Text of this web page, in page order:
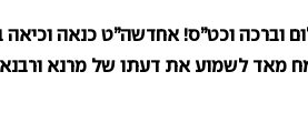
וברכה וכט”ס! אחדשה”ט כנאה
מאד לשמוע את דעתו של מרנא ורבנא